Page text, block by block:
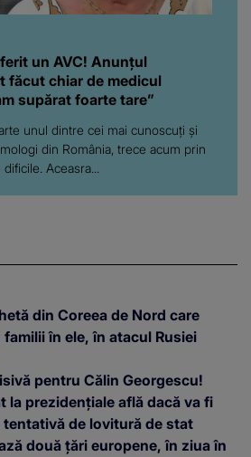
un AVC! Anunțul
făcut chiar de medicul
supărat foarte tare”
unul dintre cei mai cunoscuți și
din România, trece acum prin
Aceasra...
din Coreea de Nord care
în ele, în atacul Rusiei
pentru Călin Georgescu!
la prezidențiale află dacă va fi
de lovitură de stat
două țări europene, în ziua în